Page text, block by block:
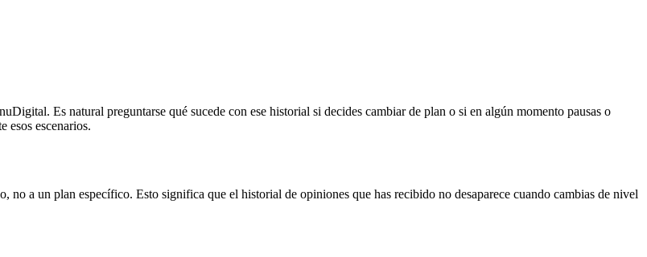
Es natural preguntarse qué sucede con ese historial si decides cambiar de plan o si en algún momento pausas o
esos escenarios.
no a un plan específico. Esto significa que el historial de opiniones que has recibido no desaparece cuando cambias de nivel